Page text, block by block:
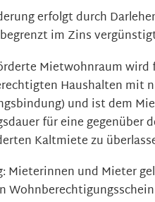
erfolgt durch
im Zins
Mietwohnraum
Haushalten mit
und ist dem
für eine gegenüber
Kaltmiete zu
Mieterinnen und Mieter